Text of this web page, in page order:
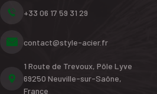
+33 06 17 59 31 29
contact@style-acier.fr
1 Route de Trevoux, Pôle Lyve
69250 Neuville-sur-Saône,
France